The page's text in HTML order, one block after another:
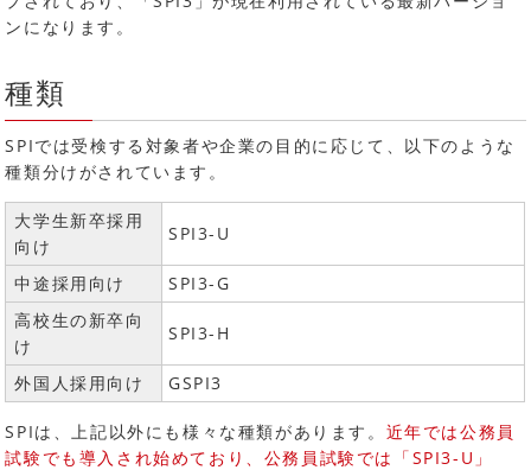
ンになります。
種類
SPIでは受検する対象者や企業の目的に応じて、以下のような
種類分けがされています。
大学生新卒採用
向け
SPI3-U
中途採用向け
SPI3-G
高校生の新卒向
け
SPI3-H
外国人採用向け GSPI3
SPIは、上記以外にも様々な種類があります。 近年では公務員
試験でも導入され始めており、公務員試験では「SPI3-U」